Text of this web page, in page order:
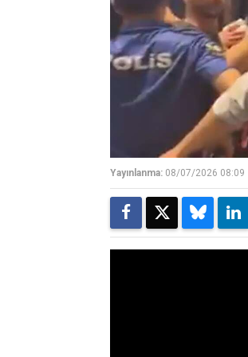
Yayınlanma: 08/07/2026 08:09